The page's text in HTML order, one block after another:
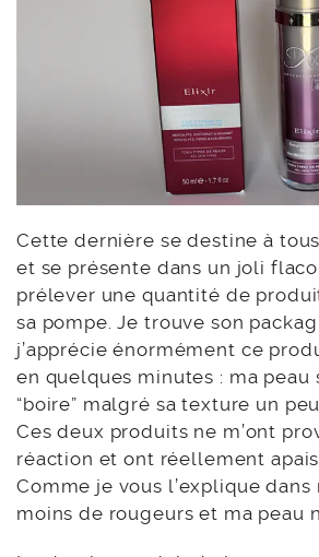
Cette dernière se destine à
et se présente dans un joli
prélever une quantité de
sa pompe. Je trouve son
j’apprécie énormément ce
en quelques minutes : ma peau
“boire” malgré sa texture un
Ces deux produits ne m’ont
réaction et ont réellement
Comme je vous l’explique dans
moins de rougeurs et ma peau